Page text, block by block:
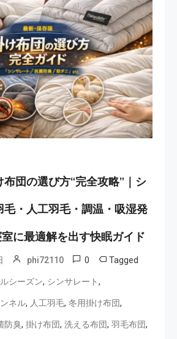
布団の選び方“完全攻略”｜シ
毛・人工羽毛・調温・吸湿発
に最適解を出す快眠ガイド
phi72110 0 Tagged
シーズン, シンサレート,
ネル, 人工羽毛, 冬用掛け布団,
防臭, 掛け布団, 洗える布団, 羽毛布団,